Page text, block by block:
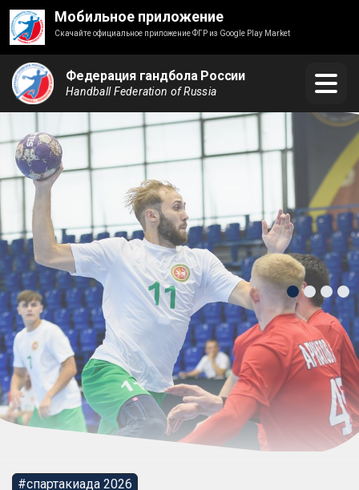
Мобильное приложение
Скачайте официальное приложение ФГР из Google Play Market
Федерация гандбола России
Handball Federation of Russia
#спартакиада 2026